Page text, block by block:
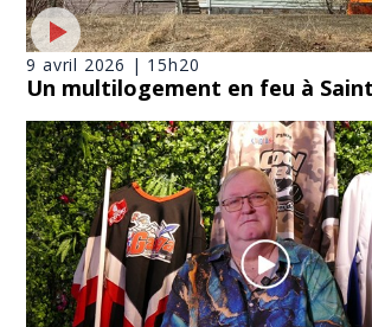
9 avril 2026 | 15h20
Un multilogement en feu à